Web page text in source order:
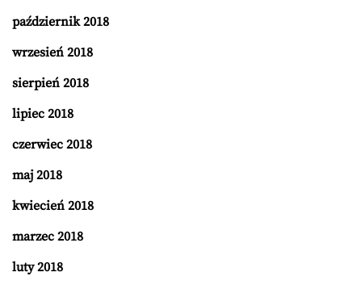
październik 2018
wrzesień 2018
sierpień 2018
lipiec 2018
czerwiec 2018
maj 2018
kwiecień 2018
marzec 2018
luty 2018